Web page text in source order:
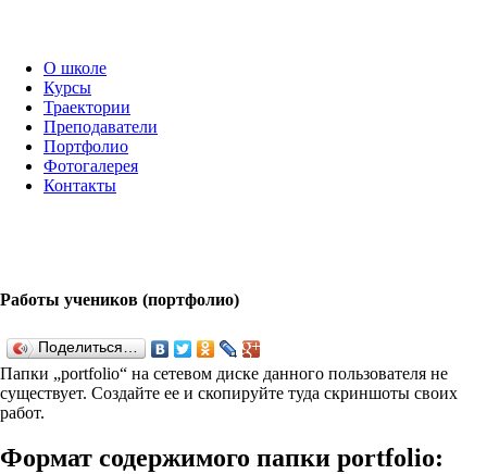
О школе
Курсы
Траектории
Преподаватели
Портфолио
Фотогалерея
Контакты
Работы учеников (портфолио)
Поделиться…
Папки „port­fo­lio“ на сетевом диске данного пользователя не
существует. Создайте ее и скопируйте туда скриншоты своих
работ.
Формат содержимого папки port­fo­lio: